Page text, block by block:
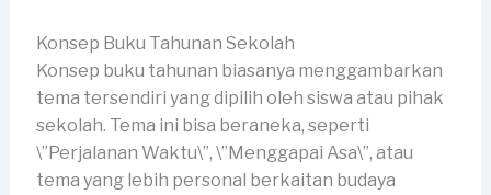
Konsep Buku Tahunan Sekolah
Konsep buku tahunan biasanya menggambarkan
tema tersendiri yang dipilih oleh siswa atau pihak
sekolah. Tema ini bisa beraneka, seperti
\”Perjalanan Waktu\”, \”Menggapai Asa\”, atau
tema yang lebih personal berkaitan budaya